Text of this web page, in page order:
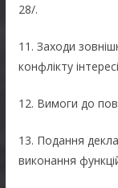
28/.
11. Заходи
конфлікту
12. Вимоги до
13. Подання
виконання